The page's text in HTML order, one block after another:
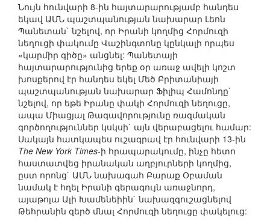
Նույն հունվարի 8-ին հայտարարությամբ հանդես
եկավ ԱՄՆ պաշտպանության նախարար Լեոն
Պանետան` նշելով, որ Իրանի կողմից Հորմուզի
նեղուցի փակումը Վաշինգտոնը կընկալի որպես
«կարմիր գիծը» անցնել: Պանետայի
հայտարարությունից երեք օր առաջ ավելի կոշտ
խոսքերով էր հանդես եկել Մեծ Բրիտանիայի
պաշտպանության նախարար Ֆիլիպ Համոնդը`
նշելով, որ եթե Իրանը փակի Հորմուզի նեղուցը,
ապա Միացյալ Թագավորությունը ռազմական
գործողություններ կսկսի` այն վերաբացելու համար:
Սակայն հատկապես ուշագրավ էր հունվարի 13-ին
The New York Times-ի հրապարակումը, ինչը հետո
հաստատվեց իրանական աղբյուրների կողմից,
ըստ որոնց` ԱՄՆ նախագահ Բարաք Օբաման
նամակ է հղել Իրանի գերագույն առաջնորդ,
այաթոլա Ալի Խամենեիին` նախազգուշացնելով
Թեհրանին զերծ մնալ Հորմուզի նեղուցը փակելուց: